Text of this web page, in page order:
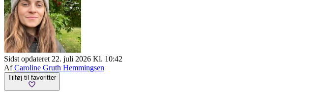
Sidst opdateret 22. juli 2026 Kl. 10:42
AfCaroline Gruth Hemmingsen
Tilføj til favoritter